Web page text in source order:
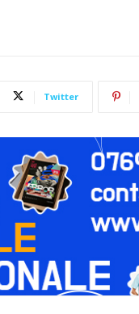
Twitter